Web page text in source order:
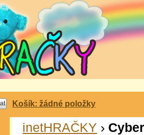
Košík: žádné položky
inetHRAČKY ›